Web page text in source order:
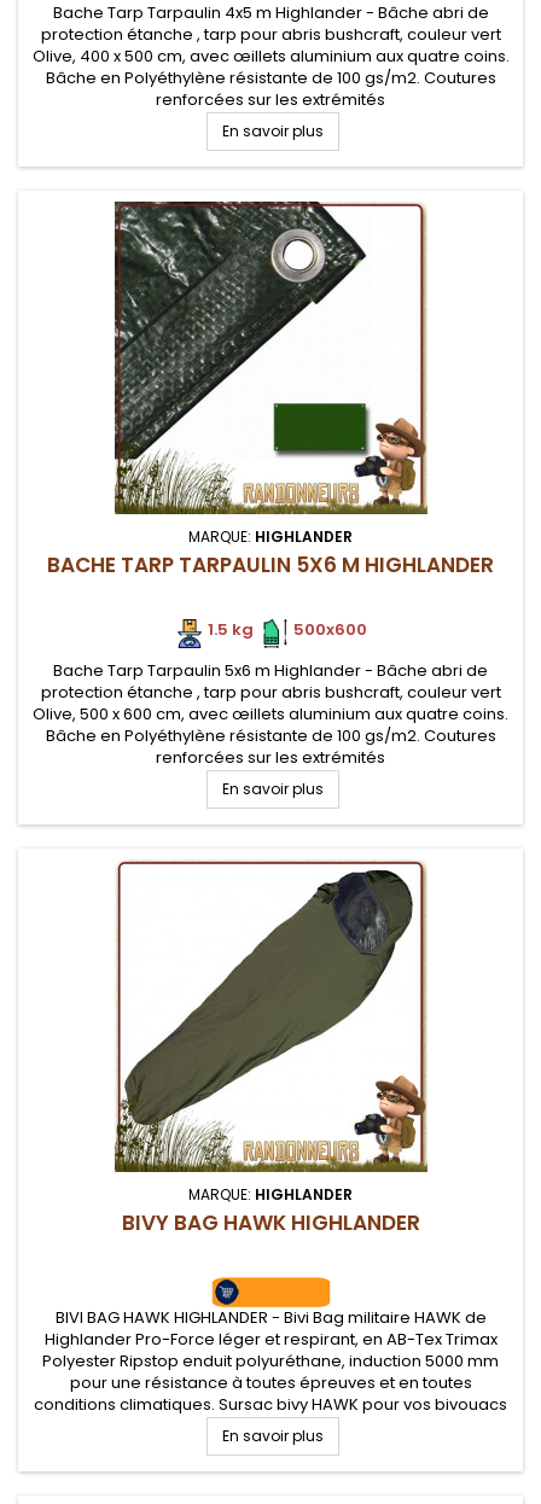
Bache Tarp Tarpaulin 4x5 m Highlander - Bâche abri de
protection étanche , tarp pour abris bushcraft, couleur vert
Olive, 400 x 500 cm, avec œillets aluminium aux quatre coins.
Bâche en Polyéthylène résistante de 100 gs/m2. Coutures
renforcées sur les extrémités
En savoir plus
MARQUE: HIGHLANDER
BACHE TARP TARPAULIN 5X6 M HIGHLANDER
1.5 kg
500x600
Bache Tarp Tarpaulin 5x6 m Highlander - Bâche abri de
protection étanche , tarp pour abris bushcraft, couleur vert
Olive, 500 x 600 cm, avec œillets aluminium aux quatre coins.
Bâche en Polyéthylène résistante de 100 gs/m2. Coutures
renforcées sur les extrémités
En savoir plus
MARQUE: HIGHLANDER
BIVY BAG HAWK HIGHLANDER
BIVI BAG HAWK HIGHLANDER - Bivi Bag militaire HAWK de
Highlander Pro-Force léger et respirant, en AB-Tex Trimax
Polyester Ripstop enduit polyuréthane, induction 5000 mm
pour une résistance à toutes épreuves et en toutes
conditions climatiques. Sursac bivy HAWK pour vos bivouacs
bushcraft, militaire et airsoft dans la verte.
En savoir plus